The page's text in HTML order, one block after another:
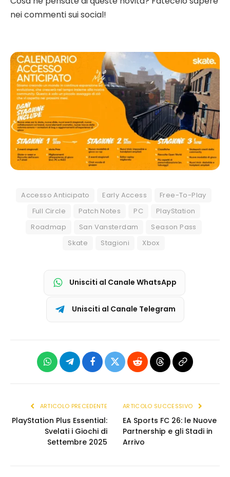
nei commenti sui social!
Accesso Anticipato Early Access
Free-To-Play
Full Circle
Patch Notes PC
PlayStation
Roadmap
San Vansterdam
Season Pass
Skate
Stagioni Xbox
Unisciti al Canale WhatsApp
Unisciti al Canale Telegram
WhatsAppTelegramFacebook
X
RedditThreadsCopia
ARTICOLO PRECEDENTE
PlayStation Plus Essential:
Svelati i Giochi di
Settembre 2025
ARTICOLO SUCCESSIVO
EA Sports FC 26: le Nuove
Partnership e gli Stadi in
Arrivo